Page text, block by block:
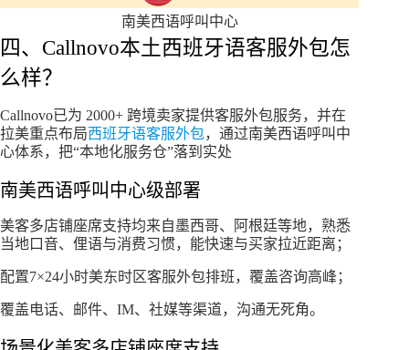
南美西语呼叫中心
四、Callnovo本土西班牙语客服外包怎
么样？
Callnovo已为 2000+ 跨境卖家提供客服外包服务，并在
拉美重点布局西班牙语客服外包，通过南美西语呼叫中
心体系，把“本地化服务仓”落到实处
南美西语呼叫中心级部署
美客多店铺座席支持均来自墨西哥、阿根廷等地，熟悉
当地口音、俚语与消费习惯，能快速与买家拉近距离；
配置7×24小时美东时区客服外包排班，覆盖咨询高峰；
覆盖电话、邮件、IM、社媒等渠道，沟通无死角。